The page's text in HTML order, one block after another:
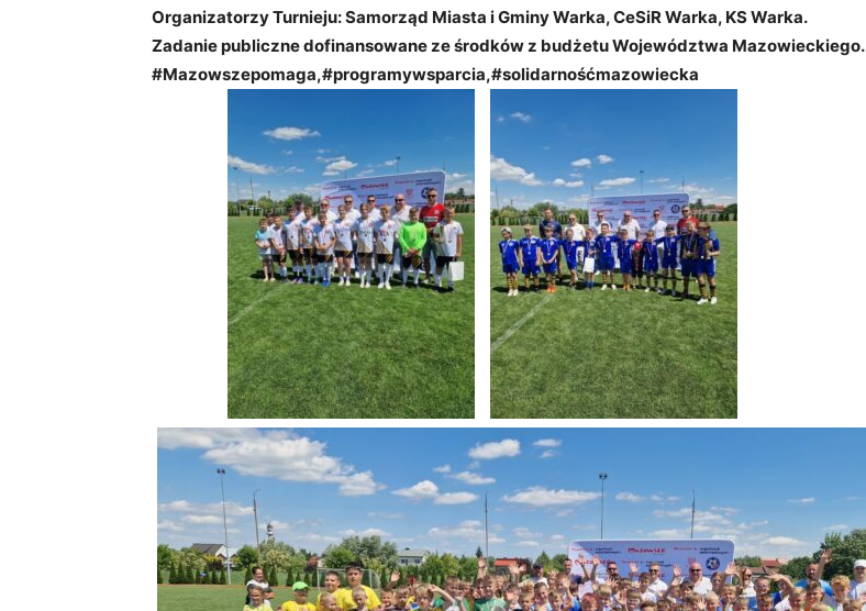
Organizatorzy Turnieju: Samorząd Miasta i Gminy Warka, CeSiR Warka, KS Warka.
Zadanie publiczne dofinansowane ze środków z budżetu Województwa Mazowieckiego.
#Mazowszepomaga,#programywsparcia,#solidarnośćmazowiecka